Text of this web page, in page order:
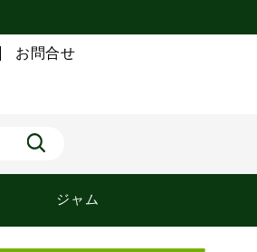
お問合せ
ジャム